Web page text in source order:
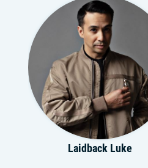
Laidback Luke